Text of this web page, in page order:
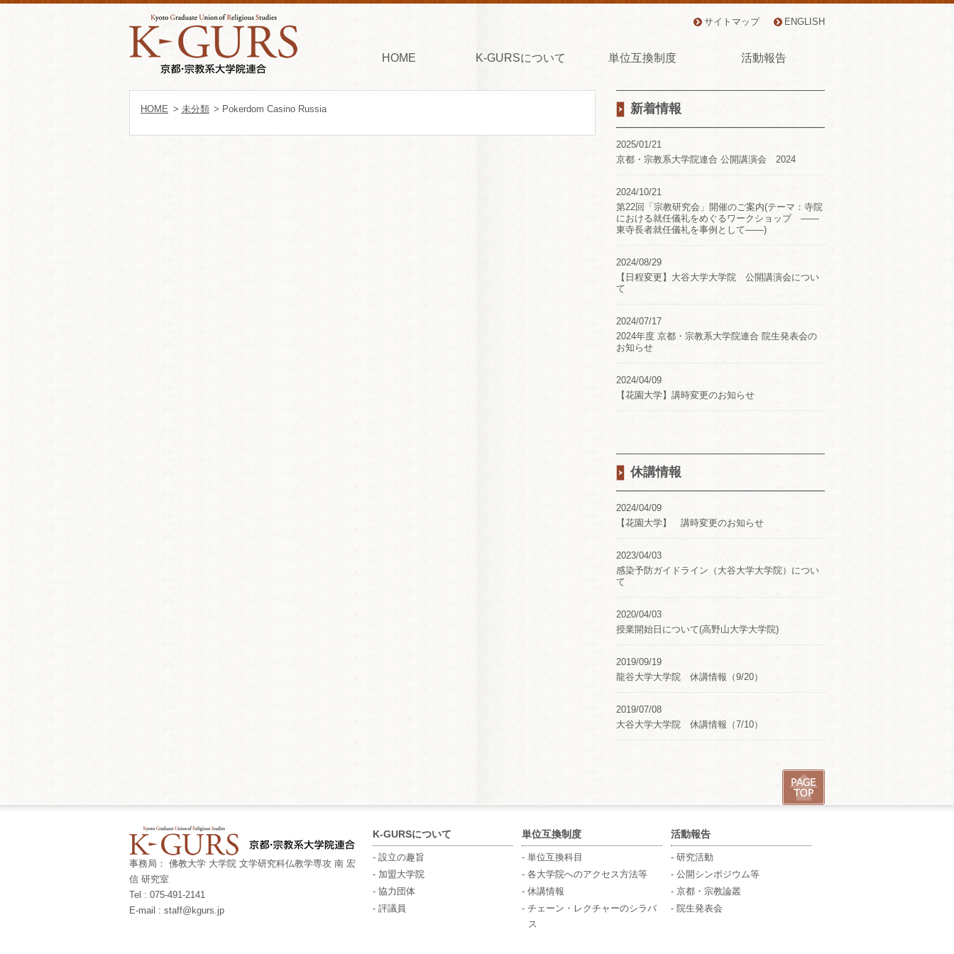
サイトマップ ENGLISH
HOME K-GURSについて 単位互換制度 活動報告
新着情報
2025/01/21
京都・宗教系大学院連合 公開講演会 2024
2024/10/21
第22回「宗教研究会」開催のご案内(テーマ：寺院
における就任儀礼をめぐるワークショップ ――
東寺長者就任儀礼を事例として――)
2024/08/29
【日程変更】大谷大学大学院 公開講演会につい
て
2024/07/17
2024年度 京都・宗教系大学院連合 院生発表会の
お知らせ
2024/04/09
【花園大学】講時変更のお知らせ
休講情報
2024/04/09
【花園大学】 講時変更のお知らせ
2023/04/03
感染予防ガイドライン（大谷大学大学院）につい
て
2020/04/03
授業開始日について(高野山大学大学院)
2019/09/19
龍谷大学大学院 休講情報（9/20）
2019/07/08
大谷大学大学院 休講情報（7/10）
HOME > 未分類 > Pokerdom Casino Russia
事務局： 佛教大学 大学院 文学研究科仏教学専攻 南 宏
信 研究室
Tel : 075-491-2141
E-mail : staff@kgurs.jp
K-GURSについて
- 設立の趣旨
- 加盟大学院
- 協力団体
- 評議員
単位互換制度
- 単位互換科目
- 各大学院へのアクセス方法等
- 休講情報
- チェーン・レクチャーのシラバ
ス
活動報告
- 研究活動
- 公開シンポジウム等
- 京都・宗教論叢
- 院生発表会